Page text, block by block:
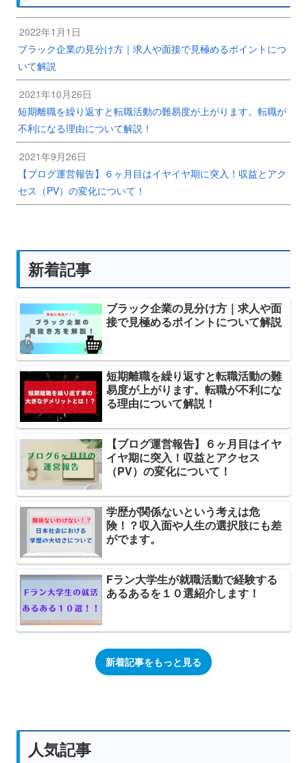
2022年1月1日
ブラック企業の見分け方｜求人や面接で見極めるポイントにつ
いて解説
2021年10月26日
短期離職を繰り返すと転職活動の難易度が上がります。転職が
不利になる理由について解説！
2021年9月26日
【ブログ運営報告】６ヶ月目はイヤイヤ期に突入！収益とアク
セス（PV）の変化について！
新着記事
ブラック企業の見分け方｜求人や面
接で見極めるポイントについて解説
短期離職を繰り返すと転職活動の難
易度が上がります。転職が不利にな
る理由について解説！
【ブログ運営報告】６ヶ月目はイヤ
イヤ期に突入！収益とアクセス
（PV）の変化について！
学歴が関係ないという考えは危
険！？収入面や人生の選択肢にも差
がでます。
Fラン大学生が就職活動で経験する
あるあるを１０選紹介します！
新着記事をもっと見る
人気記事